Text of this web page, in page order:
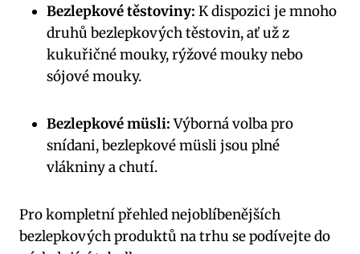
Bezlepkové těstoviny: K dispozici je mnoho
druhů bezlepkových těstovin, ať už z
kukuřičné mouky, rýžové mouky nebo
sójové mouky.
Bezlepkové müsli:Výborná volba pro
snídani, bezlepkové müsli jsou plné
vlákniny a chutí.
Pro kompletní přehled nejoblíbenějších
bezlepkových produktů na trhu se podívejte do